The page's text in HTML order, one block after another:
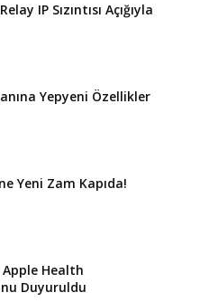
IP Sızıntısı Açığıyla
Yepyeni Özellikler
Yeni Zam Kapıda!
Health
Duyuruldu